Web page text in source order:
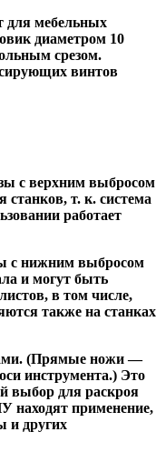
для мебельных
диаметром 10
срезом.
винтов
с верхним выбросом
т. к. система
работает
с нижним выбросом
и могут быть
в том числе,
также на станках
(Прямые ножи —
инструмента.) Это
выбор для раскроя
находят применение,
и других